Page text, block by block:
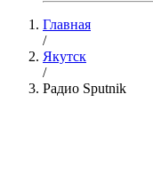
Главная
/
Якутск
/
Радио Sputnik